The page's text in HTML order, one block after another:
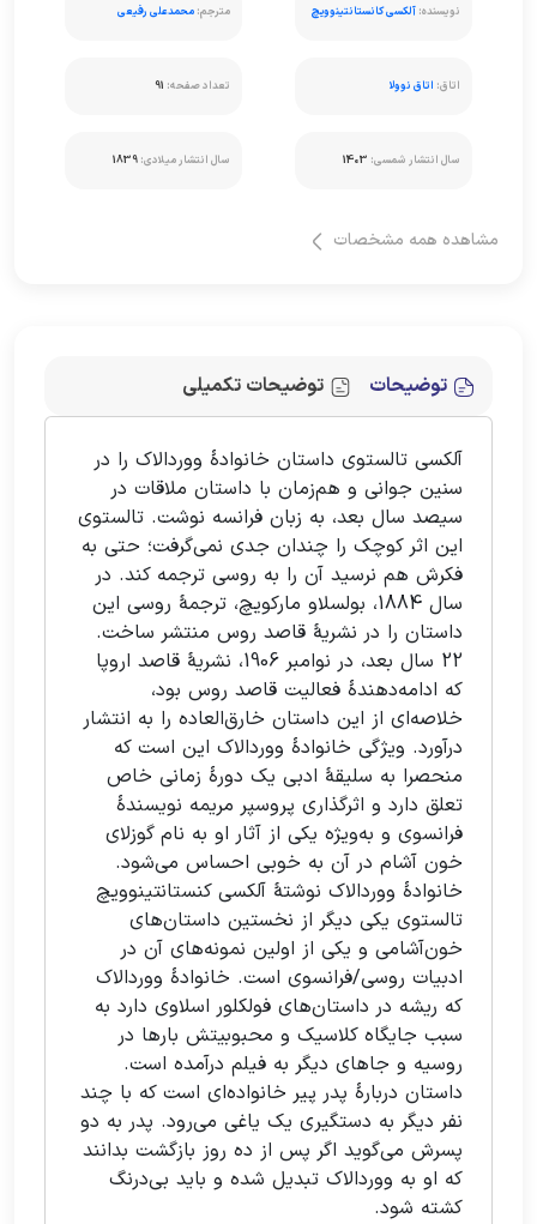
نویسنده:آلکسی کانستانتینوویچ مترجم:محمدعلی رفیعی
اتاق:اتاق نوولا تعداد صفحه:91
سال انتشار شمسی:1403 سال انتشار میلادی:1839
مشاهده همه مشخصات
توضیحات توضیحات تکمیلی
آلکسی تالستوی داستان خانوادۀ ووردالاک را در
سنین جوانی و هم‌زمان با داستان ملاقات در
سیصد سال بعد، به زبان فرانسه نوشت. تالستوی
این اثر کوچک را چندان جدی نمی‌گرفت؛ حتی به
فکرش هم نرسید آن را به روسی ترجمه کند. در
سال 1884، بولسلاو مارکویچ، ترجمۀ روسی این
داستان را در نشریۀ قاصد روس منتشر ساخت.
22 سال بعد، در نوامبر 1906، نشریۀ قاصد اروپا
که ادامه‌دهندۀ فعالیت قاصد روس بود،
خلاصه‌ای از این داستان خارق‌العاده را به انتشار
درآورد. ویژگی خانوادۀ ووردالاک این است که
منحصرا به سلیقۀ ادبی یک دورۀ زمانی خاص
تعلق دارد و اثرگذاری پروسپر مریمه نویسندۀ
فرانسوی و به‌ویژه یکی از آثار او به نام گوزلای
خون آشام در آن به خوبی احساس می‌شود.
خانوادۀ ووردالاک نوشتۀ آلکسی کنستانتینوویچ
تالستوی یکی دیگر از نخستین داستان‌های
خون‌آشامی و یکی از اولین نمونه‌های آن در
ادبیات روسی/فرانسوی است. خانوادۀ ووردالاک
که ریشه در داستان‌های فولکلور اسلاوی دارد به
سبب جایگاه کلاسیک و محبوبیتش بارها در
روسیه و جاهای دیگر به فیلم درآمده است.
داستان دربارۀ پدر پیر خانواده‌ای است که با چند
نفر دیگر به دستگیری یک یاغی می‌رود. پدر به دو
پسرش می‌گوید اگر پس از ده روز بازگشت بدانند
که او به ووردالاک تبدیل شده و باید بی‌درنگ
کشته شود.